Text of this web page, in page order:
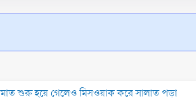
শুরু হয়ে গেলেও মিসওয়াক করে সালাত পড়া